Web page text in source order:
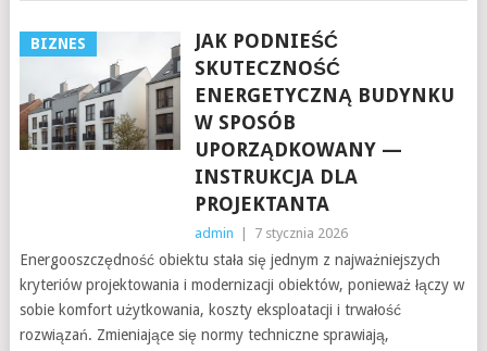
BIZNES
JAK PODNIEŚĆ
SKUTECZNOŚĆ
ENERGETYCZNĄ BUDYNKU
W SPOSÓB
UPORZĄDKOWANY —
INSTRUKCJA DLA
PROJEKTANTA
admin 7 stycznia 2026
Energooszczędność obiektu stała się jednym z najważniejszych
kryteriów projektowania i modernizacji obiektów, ponieważ łączy w
sobie komfort użytkowania, koszty eksploatacji i trwałość
rozwiązań. Zmieniające się normy techniczne sprawiają,